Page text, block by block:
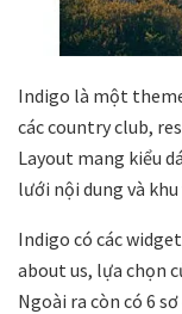
Indigo là một
các country club,
Layout mang kiểu
lưới nội dung và
Indigo có các
about us, lựa chọn
Ngoài ra còn có 6